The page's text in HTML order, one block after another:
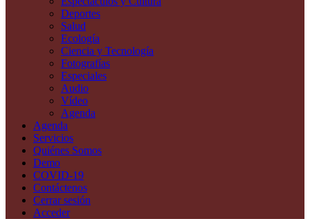
Deportes
Salud
Ecología
Ciencia y Tecnología
Fotografías
Especiales
Audio
Vídeo
Agenda
Agenda
Servicios
Quiénes Somos
Demo
COVID-19
Contáctenos
Cerrar sesión
Acceder